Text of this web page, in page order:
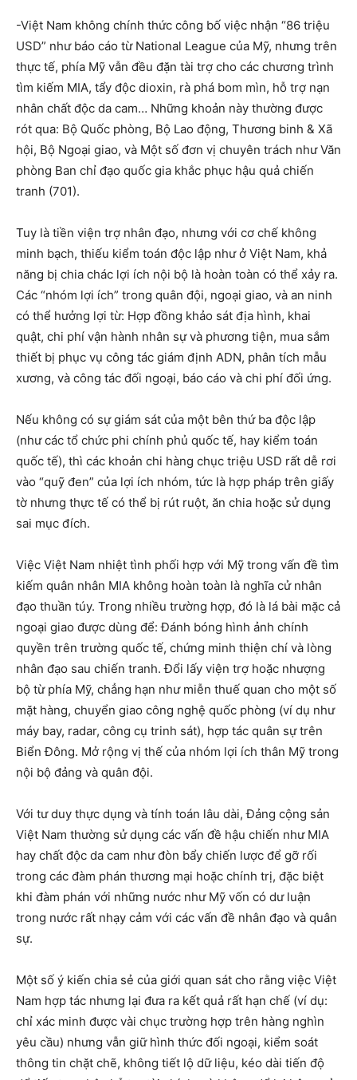
-Việt Nam không chính thức công bố việc nhận “86 triệu
USD” như báo cáo từ National League của Mỹ, nhưng trên
thực tế, phía Mỹ vẫn đều đặn tài trợ cho các chương trình
tìm kiếm MIA, tẩy độc dioxin, rà phá bom mìn, hỗ trợ nạn
nhân chất độc da cam… Những khoản này thường được
rót qua: Bộ Quốc phòng, Bộ Lao động, Thương binh & Xã
hội, Bộ Ngoại giao, và Một số đơn vị chuyên trách như Văn
phòng Ban chỉ đạo quốc gia khắc phục hậu quả chiến
tranh (701).
Tuy là tiền viện trợ nhân đạo, nhưng với cơ chế không
minh bạch, thiếu kiểm toán độc lập như ở Việt Nam, khả
năng bị chia chác lợi ích nội bộ là hoàn toàn có thể xảy ra.
Các “nhóm lợi ích” trong quân đội, ngoại giao, và an ninh
có thể hưởng lợi từ: Hợp đồng khảo sát địa hình, khai
quật, chi phí vận hành nhân sự và phương tiện, mua sắm
thiết bị phục vụ công tác giám định ADN, phân tích mẫu
xương, và công tác đối ngoại, báo cáo và chi phí đối ứng.
Nếu không có sự giám sát của một bên thứ ba độc lập
(như các tổ chức phi chính phủ quốc tế, hay kiểm toán
quốc tế), thì các khoản chi hàng chục triệu USD rất dễ rơi
vào “quỹ đen” của lợi ích nhóm, tức là hợp pháp trên giấy
tờ nhưng thực tế có thể bị rút ruột, ăn chia hoặc sử dụng
sai mục đích.
Việc Việt Nam nhiệt tình phối hợp với Mỹ trong vấn đề tìm
kiếm quân nhân MIA không hoàn toàn là nghĩa cử nhân
đạo thuần túy. Trong nhiều trường hợp, đó là lá bài mặc cả
ngoại giao được dùng để: Đánh bóng hình ảnh chính
quyền trên trường quốc tế, chứng minh thiện chí và lòng
nhân đạo sau chiến tranh. Đổi lấy viện trợ hoặc nhượng
bộ từ phía Mỹ, chẳng hạn như miễn thuế quan cho một số
mặt hàng, chuyển giao công nghệ quốc phòng (ví dụ như
máy bay, radar, công cụ trinh sát), hợp tác quân sự trên
Biển Đông. Mở rộng vị thế của nhóm lợi ích thân Mỹ trong
nội bộ đảng và quân đội.
Với tư duy thực dụng và tính toán lâu dài, Đảng cộng sản
Việt Nam thường sử dụng các vấn đề hậu chiến như MIA
hay chất độc da cam như đòn bẩy chiến lược để gỡ rối
trong các đàm phán thương mại hoặc chính trị, đặc biệt
khi đàm phán với những nước như Mỹ vốn có dư luận
trong nước rất nhạy cảm với các vấn đề nhân đạo và quân
sự.
Một số ý kiến chia sẻ của giới quan sát cho rằng việc Việt
Nam hợp tác nhưng lại đưa ra kết quả rất hạn chế (ví dụ:
chỉ xác minh được vài chục trường hợp trên hàng nghìn
yêu cầu) nhưng vẫn giữ hình thức đối ngoại, kiểm soát
thông tin chặt chẽ, không tiết lộ dữ liệu, kéo dài tiến độ